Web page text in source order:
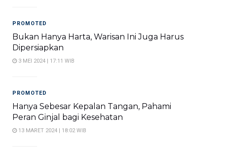
PROMOTED
Bukan Hanya Harta, Warisan Ini Juga Harus
Dipersiapkan
3 MEI 2024 | 17:11 WIB
PROMOTED
Hanya Sebesar Kepalan Tangan, Pahami
Peran Ginjal bagi Kesehatan
13 MARET 2024 | 18:02 WIB